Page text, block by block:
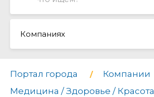
Компаниях
Портал города
Компании
Медицина / Здоровье / Красота